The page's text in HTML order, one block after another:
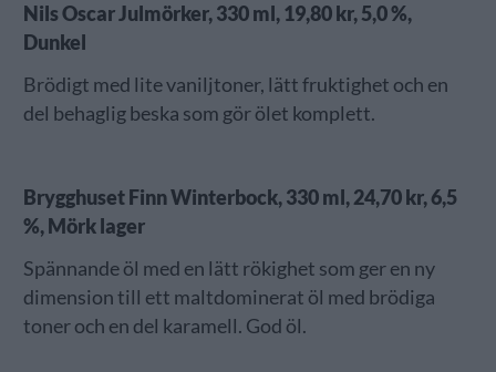
Nils Oscar Julmörker, 330 ml, 19,80 kr, 5,0 %,
Dunkel
Brödigt med lite vaniljtoner, lätt fruktighet och en
del behaglig beska som gör ölet komplett.
Brygghuset Finn Winterbock, 330 ml, 24,70 kr, 6,5
%, Mörk lager
Spännande öl med en lätt rökighet som ger en ny
dimension till ett maltdominerat öl med brödiga
toner och en del karamell. God öl.